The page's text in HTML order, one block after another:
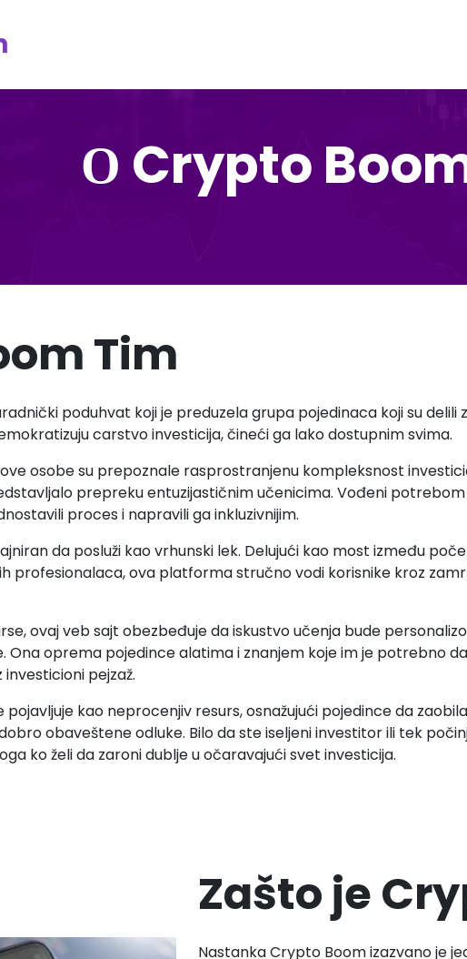
О Crypto
Tim
poduhvat koji je preduzela grupa pojedinaca koji su delili
carstvo investicija, čineći ga lako dostupnim svima.
osobe su prepoznale rasprostranjenu kompleksnost
prepreku entuzijastičnim učenicima. Vođeni
proces i napravili ga inkluzivnijim.
da posluži kao vrhunski lek. Delujući kao most između
profesionalaca, ova platforma stručno vodi korisnike kroz
ovaj veb sajt obezbeđuje da iskustvo učenja bude
Ona oprema pojedince alatima i znanjem koje im je potrebno
pejzaž.
pojavljuje kao neprocenjiv resurs, osnažujući pojedince da
obaveštene odluke. Bilo da ste iseljeni investitor ili tek
ko želi da zaroni dublje u očaravajući svet investicija.
Zašto je
Nastanka Crypto Boom izazvano je